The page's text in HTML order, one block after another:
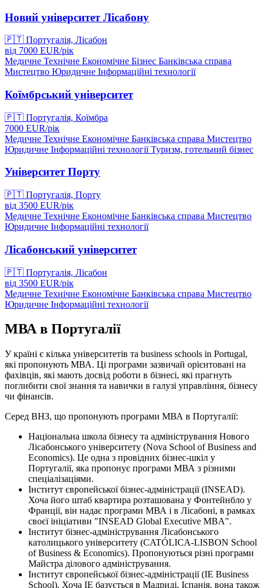
Новий університет Лісабону
🇵🇹 Португалія, Лісабон
від 7000 EUR/рік
Медичне Технічне Економічне Бізнес Банківська справа
Мистецтво Юридичне Інформаційні технології
Коїмбрський університет
🇵🇹 Португалія, Коїмбра
7000 EUR/рік
Медичне Технічне Економічне Банківська справа Мистецтво
Юридичне Інформаційні технології Туризм, готельний бізнес
Університет Порту
🇵🇹 Португалія, Порту
від 3500 EUR/рік
Медичне Технічне Економічне Банківська справа Мистецтво
Юридичне Інформаційні технології
Лісабонський університет
🇵🇹 Португалія, Лісабон
від 3500 EUR/рік
Медичне Технічне Економічне Банківська справа Мистецтво
Юридичне Інформаційні технології
МВА в Португалії
У країні є кілька університетів та business schools in Portugal,
які пропонують МВА. Ці програми зазвичай орієнтовані на
фахівців, які мають досвід роботи в бізнесі, які прагнуть
поглибити свої знання та навички в галузі управління, бізнесу
чи фінансів.
Серед ВНЗ, що пропонують програми МВА в Португалії:
Національна школа бізнесу та адміністрування Нового
Лісабонського університету (Nova School of Business and
Economics). Це одна з провідних бізнес-шкіл у
Португалії, яка пропонує програми МВА з різними
спеціалізаціями.
Інститут європейської бізнес-адміністрації (INSEAD).
Хоча його штаб квартира розташована у Фонтейнбло у
Франції, він надає програми МВА і в Лісабоні, в рамках
своєї ініціативи "INSEAD Global Executive MBA".
Інститут бізнес-адміністрування Лісабонського
католицького університету (CATÓLICA-LISBON School
of Business & Economics). Пропонуються різні програми
Майстра ділового адміністрування.
Інститут європейської бізнес-адміністрації (IE Business
School). Хоча IE базується в Мадриді, Іспанія, вона також